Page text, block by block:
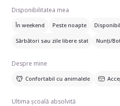
Disponibilitatea mea
În weekend Peste noapte
Sărbători sau zile libere stat Nunți/
Despre mine
Confortabil cu animalele
Ultima școală absolvită